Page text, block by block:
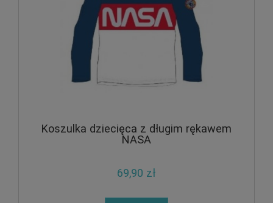
Koszulka dziecięca z długim rękawem
NASA
69,90 zł